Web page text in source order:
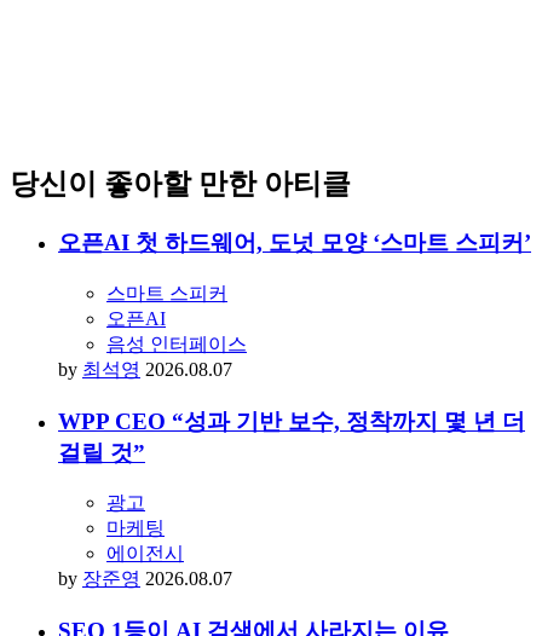
당신이 좋아할 만한 아티클
오픈AI 첫 하드웨어, 도넛 모양 ‘스마트 스피커’
스마트 스피커
오픈AI
음성 인터페이스
by 최석영 2026.08.07
WPP CEO “성과 기반 보수, 정착까지 몇 년 더
걸릴 것”
광고
마케팅
에이전시
by 장준영 2026.08.07
SEO 1등이 AI 검색에서 사라지는 이유